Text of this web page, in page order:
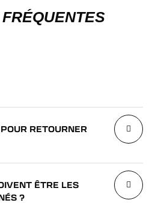
RETOURNER
ÊTRE LES
?